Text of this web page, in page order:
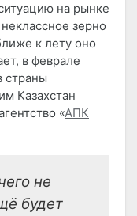
на рынке
зерно
к лету оно
в феврале
страны
Казахстан
«АПК
не
будет